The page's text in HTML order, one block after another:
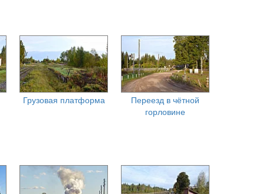
Грузовая платформа
Переезд в чётной
горловине